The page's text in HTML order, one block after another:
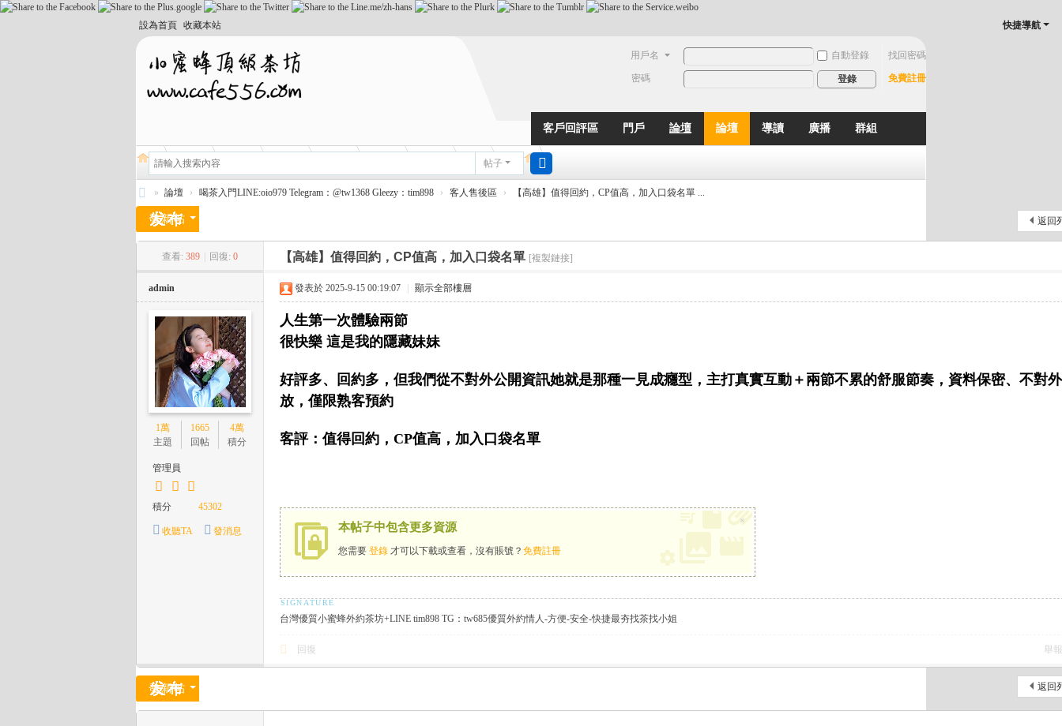
設為首頁 收藏本站 快捷導航
用戶名 自動登錄 找回密碼
密碼 登錄 免費註冊
客戶回評區 門戶 論壇 論壇 導讀 廣播 群組
動態
帖子
搜
蜜
喝
» 論壇 › 喝茶入門LINE:oio979 Telegram：@tw1368 Gleezy：tim898 › 客人售後區 › 【高雄】值得回約，CP值高，加入口袋名單 ...
返回
發新帖
查看: 389 回復: 0 【高雄】值得回約，CP值高，加入口袋名單 [複製鏈接]
admin
1萬
主題
1665
回帖
4萬
積分
管理員
積分 45302
收聽TA 發消息
發表於 2025-9-15 00:19:07 顯示全部樓層
人生第一次體驗兩節
很快樂 這是我的隱藏妹妹
好評多、回約多，但我們從不對外公開資訊她就是那種一見成癮型，主打真實互動＋兩節不累的舒服節奏，資料保密、不對外
放，僅限熟客預約
客評：值得回約，CP值高，加入口袋名單
本帖子中包含更多資源
您需要 登錄 才可以下載或查看，沒有賬號？ 免費註冊
×
台灣優質小蜜蜂外約茶坊+LINE tim898 TG：tw685優質外約情人-方便-安全-快捷最夯找茶找小姐
回復 舉報
返回
發新帖